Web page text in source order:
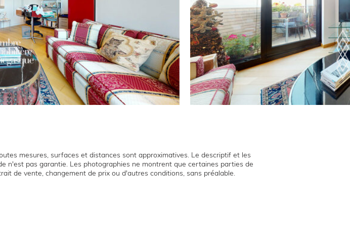
mesures, surfaces et distances sont approximatives. Le descriptif et les
n'est pas garantie. Les photographies ne montrent que certaines parties de
de vente, changement de prix ou d'autres conditions, sans préalable.